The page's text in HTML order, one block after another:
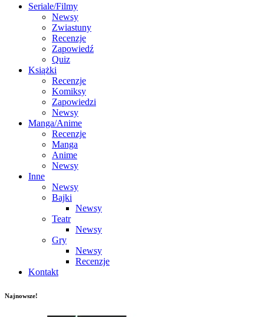
Seriale/Filmy
Newsy
Zwiastuny
Recenzje
Zapowiedź
Quiz
Książki
Recenzje
Komiksy
Zapowiedzi
Newsy
Manga/Anime
Recenzje
Manga
Anime
Newsy
Inne
Newsy
Bajki
Newsy
Teatr
Newsy
Gry
Newsy
Recenzje
Kontakt
Najnowsze!